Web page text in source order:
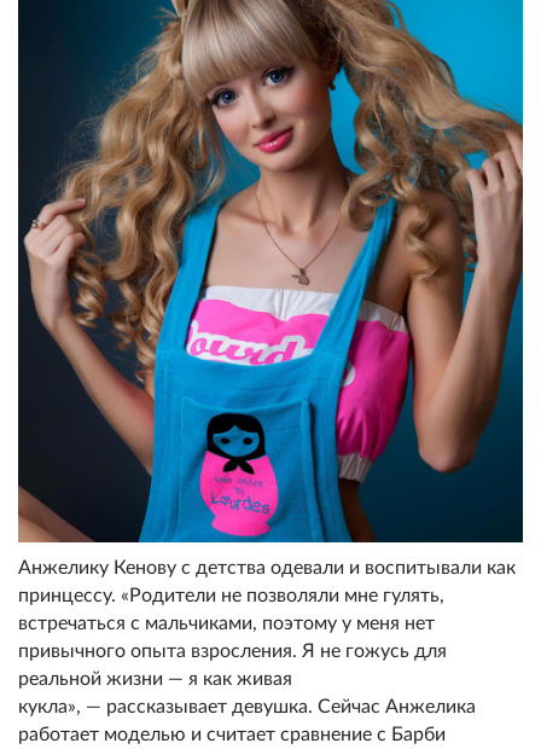
Анжелику Кенову с детства одевали и воспитывали как
принцессу. «Родители не позволяли мне гулять,
встречаться с мальчиками, поэтому у меня нет
привычного опыта взросления. Я не гожусь для
реальной жизни — я как живая
кукла», — рассказывает девушка. Сейчас Анжелика
работает моделью и считает сравнение с Барби